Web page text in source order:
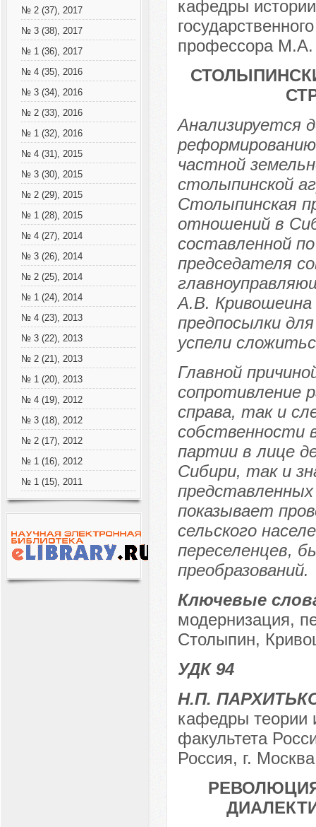
№ 2 (37), 2017
№ 3 (38), 2017
№ 1 (36), 2017
№ 4 (35), 2016
№ 3 (34), 2016
№ 2 (33), 2016
№ 1 (32), 2016
№ 4 (31), 2015
№ 3 (30), 2015
№ 2 (29), 2015
№ 1 (28), 2015
№ 4 (27), 2014
№ 3 (26), 2014
№ 2 (25), 2014
№ 1 (24), 2014
№ 4 (23), 2013
№ 3 (22), 2013
№ 2 (21), 2013
№ 1 (20), 2013
№ 4 (19), 2012
№ 3 (18), 2012
№ 2 (17), 2012
№ 1 (16), 2012
№ 1 (15), 2011
кафедры истории
профессора М.А.
Анализируется
частной
столыпинской
Столыпинская
отношений в
составленной
председателя
А.В. Кривошеина
предпосылки
успели
Главной
сопротивление
справа, так и
собственности
партии в лице
Сибири, так и
показывает
сельского
переселенцев,
преобразований.
Ключевые
модернизация,
Столыпин,
УДК 94
Н.П.
кафедры теории
факультета
Россия, г. Москва